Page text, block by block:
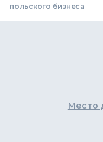
польского бизнеса
Место